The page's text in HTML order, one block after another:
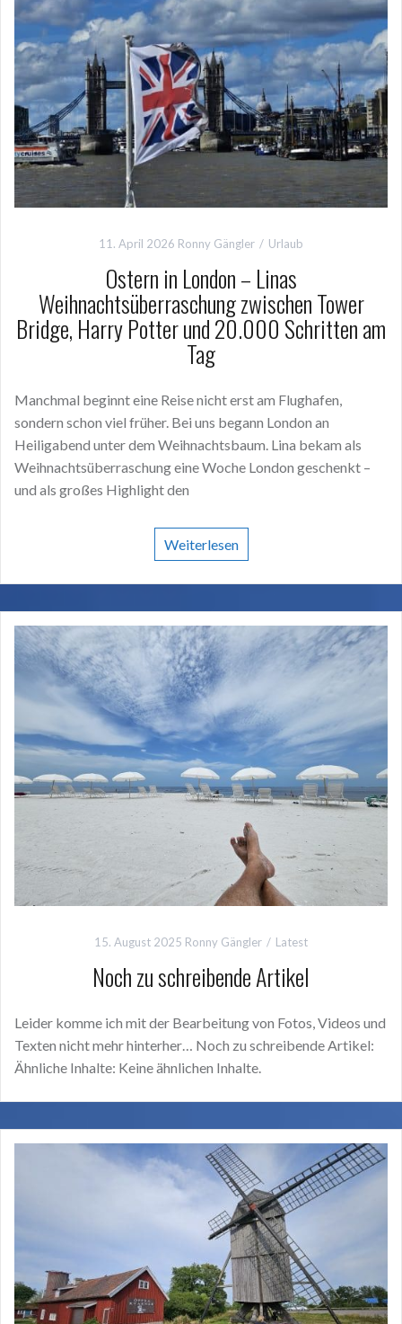
11. April 2026 Ronny Gängler Urlaub
Ostern in London – Linas
Weihnachtsüberraschung zwischen Tower
Bridge, Harry Potter und 20.000 Schritten am
Tag
Manchmal beginnt eine Reise nicht erst am Flughafen,
sondern schon viel früher. Bei uns begann London an
Heiligabend unter dem Weihnachtsbaum. Lina bekam als
Weihnachtsüberraschung eine Woche London geschenkt –
und als großes Highlight den
Weiterlesen
15. August 2025 Ronny Gängler Latest
Noch zu schreibende Artikel
Leider komme ich mit der Bearbeitung von Fotos, Videos und
Texten nicht mehr hinterher… Noch zu schreibende Artikel:
Ähnliche Inhalte: Keine ähnlichen Inhalte.